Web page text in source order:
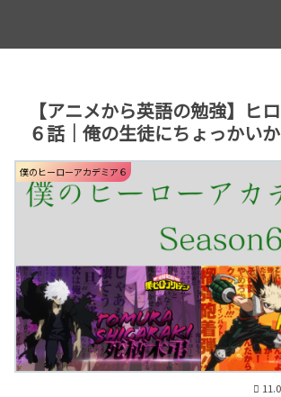
【アニメから英語の勉強】ヒ
６話｜俺の生徒にちょっかいか
僕のヒーローアカデミア６